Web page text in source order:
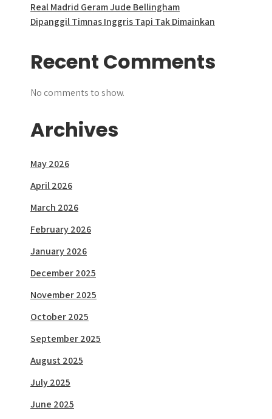
Real Madrid Geram Jude Bellingham
Dipanggil Timnas Inggris Tapi Tak Dimainkan
Recent Comments
No comments to show.
Archives
May 2026
April 2026
March 2026
February 2026
January 2026
December 2025
November 2025
October 2025
September 2025
August 2025
July 2025
June 2025